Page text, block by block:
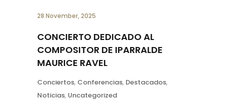
28 November, 2025
CONCIERTO DEDICADO AL
COMPOSITOR DE IPARRALDE
MAURICE RAVEL
Conciertos, Conferencias, Destacados,
Noticias, Uncategorized